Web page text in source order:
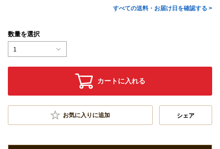
すべての送料・お届け日を確認する >
数量を選択
1
カートに入れる
お気に入りに追加 シェア